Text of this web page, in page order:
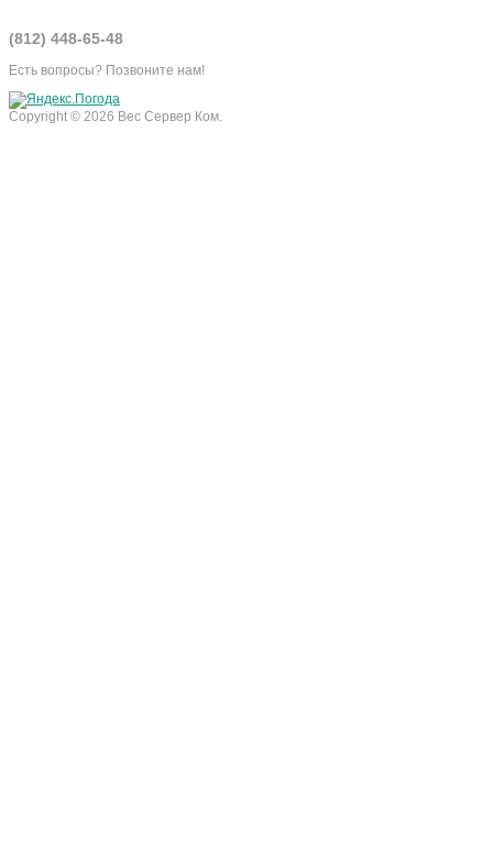
(812) 448-65-48
Есть вопросы? Позвоните нам!
Copyright © 2026 Вес Сервер Ком.